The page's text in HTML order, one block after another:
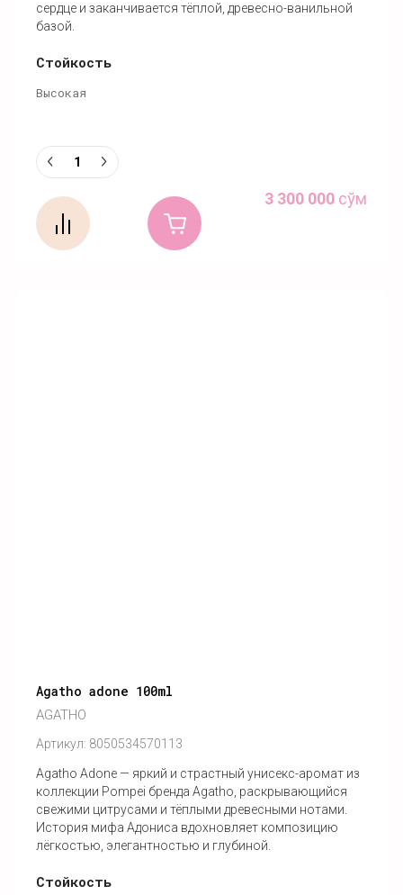
сердце и заканчивается тёплой, древесно-ванильной
базой.
Стойкость
Высокая
3 300 000 сўм
Agatho adone 100ml
AGATHO
Артикул: 8050534570113
Agatho Adone — яркий и страстный унисекс-аромат из
коллекции Pompei бренда Agatho, раскрывающийся
свежими цитрусами и тёплыми древесными нотами.
История мифа Адониса вдохновляет композицию
лёгкостью, элегантностью и глубиной.
Стойкость